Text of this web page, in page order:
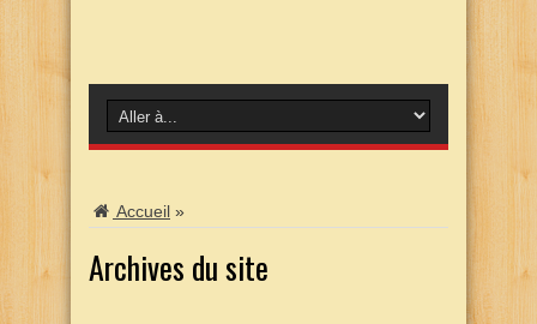
Accueil »
Archives du site